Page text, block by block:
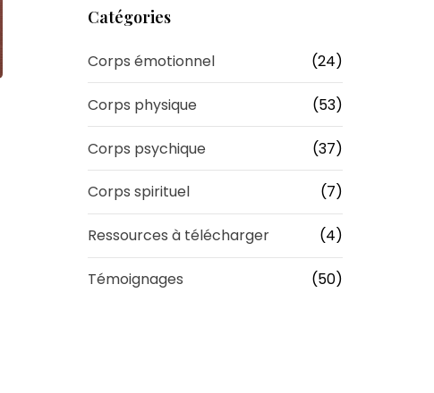
Catégories
Corps émotionnel (24)
Corps physique (53)
Corps psychique (37)
Corps spirituel (7)
Ressources à télécharger (4)
Témoignages (50)